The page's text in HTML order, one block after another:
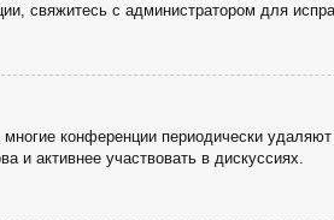
свяжитесь с администратором для
конференции периодически
и активнее участвовать в дискуссиях.